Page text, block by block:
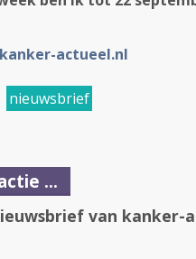
actueel.nl
nieuwsbrief
...
van kanker-